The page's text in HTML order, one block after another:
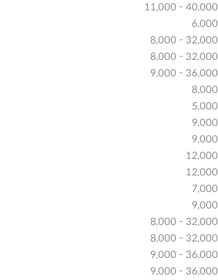
11,000 - 40,000
6,000
8,000 - 32,000
8,000 - 32,000
9,000 - 36,000
8,000
5,000
9,000
9,000
12,000
12,000
7,000
9,000
8,000 - 32,000
8,000 - 32,000
9,000 - 36,000
9,000 - 36,000